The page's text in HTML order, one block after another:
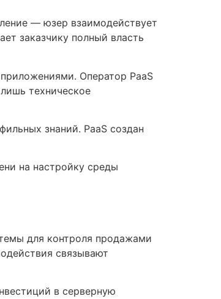
— юзер взаимодействует
заказчику полный власть
Оператор PaaS
техническое
знаний. PaaS создан
на настройку среды
для контроля продажами
связывают
в серверную